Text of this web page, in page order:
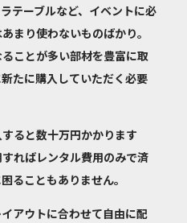
テーブルなど、イベントに必
まり使わないものばかり。
ことが多い部材を豊富に取
新たに購入していただく必要
ると数十万円かかります
ればレンタル費用のみで済
ることもありません。
アウトに合わせて自由に配